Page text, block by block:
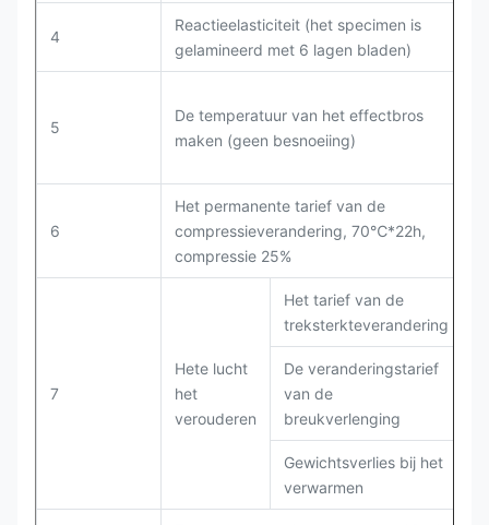
4
Reactieelasticiteit (het specimen is
gelamineerd met 6 lagen bladen)
5
De temperatuur van het effectbros
maken (geen besnoeiing)
6
Het permanente tarief van de
compressieverandering, 70℃*22h,
compressie 25%
7
Hete lucht
het
verouderen
Het tarief van de
treksterkteverandering
De veranderingstarief
van de
breukverlenging
Gewichtsverlies bij het
verwarmen